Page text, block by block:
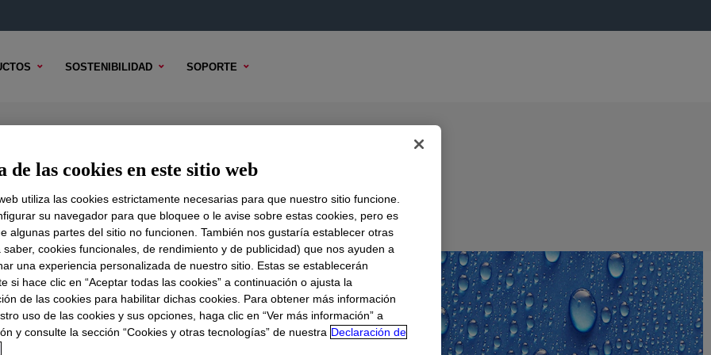
SOSTENIBILIDAD SOPORTE
TÉCNICO OPCIONES DE MUESTRA OPCIONES DE COMPRA
de las cookies en este sitio web
utiliza las cookies estrictamente necesarias para que nuestro sitio funcione.
su navegador para que bloquee o le avise sobre estas cookies, pero es
algunas partes del sitio no funcionen. También nos gustaría establecer otras
saber, cookies funcionales, de rendimiento y de publicidad) que nos ayuden a
una experiencia personalizada de nuestro sitio. Estas se establecerán
si hace clic en “Aceptar todas las cookies” a continuación o ajusta la
de las cookies para habilitar dichas cookies. Para obtener más información
uso de las cookies y sus opciones, haga clic en “Ver más información” a
y consulte la sección “Cookies y otras tecnologías” de nuestra Declaración de